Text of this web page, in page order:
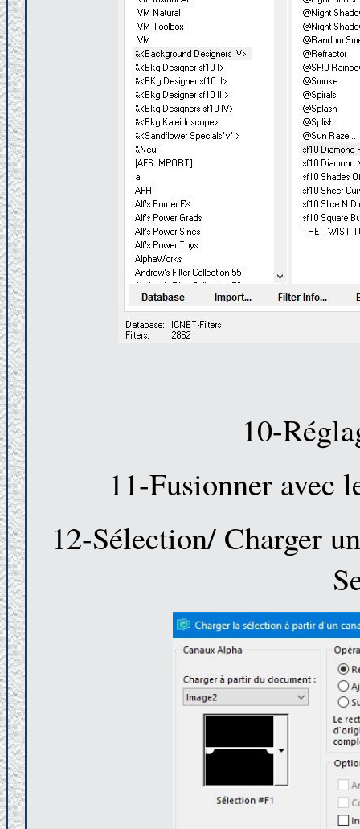
10-
11-Fusionner avec
12-Sélection/ Charger